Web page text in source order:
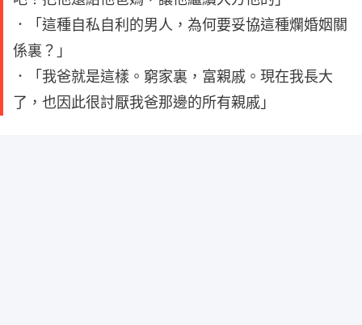
．「這種自私自利的男人，為何要妥協這種爛婚姻關
係裏？」
．「我爸就是這樣。窮家裏，富親戚。現在我長大
了，也因此很討厭我爸那邊的所有親戚」